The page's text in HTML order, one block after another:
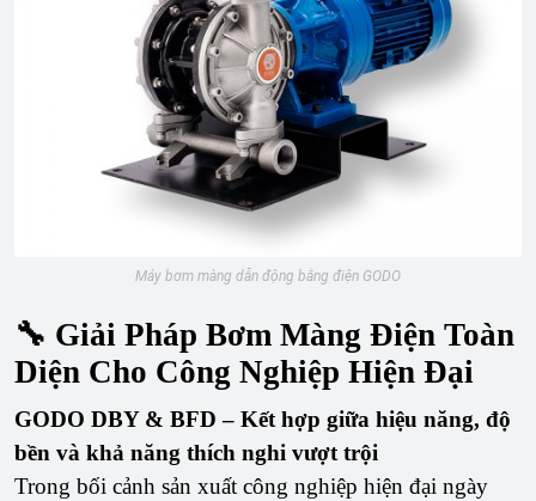
Máy bơm màng dẫn động bằng điện GODO
🔧 Giải Pháp Bơm Màng Điện Toàn
Diện Cho Công Nghiệp Hiện Đại
GODO DBY & BFD – Kết hợp giữa hiệu năng, độ
bền và khả năng thích nghi vượt trội
Trong bối cảnh sản xuất công nghiệp hiện đại ngày